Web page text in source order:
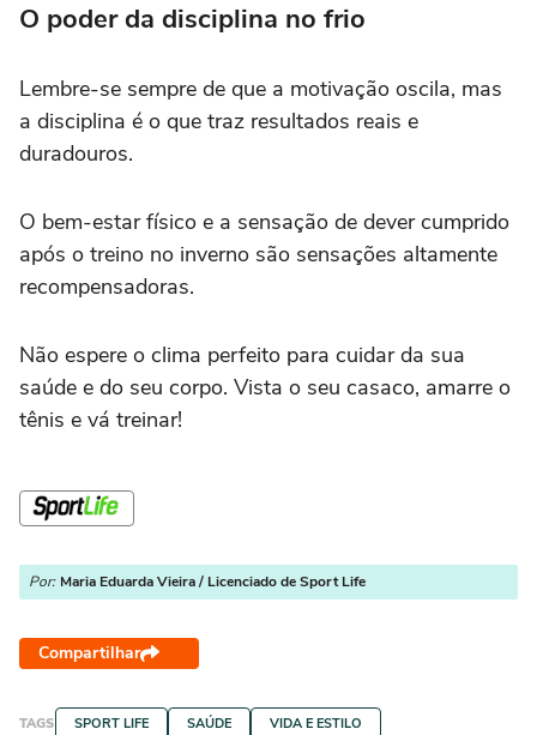
O poder da disciplina no frio
Lembre-se sempre de que a motivação oscila, mas
a disciplina é o que traz resultados reais e
duradouros.
O bem-estar físico e a sensação de dever cumprido
após o treino no inverno são sensações altamente
recompensadoras.
Não espere o clima perfeito para cuidar da sua
saúde e do seu corpo. Vista o seu casaco, amarre o
tênis e vá treinar!
Por: Maria Eduarda Vieira / Licenciado de Sport Life
Compartilhar
TAGS SPORT LIFE SAÚDE VIDA E ESTILO